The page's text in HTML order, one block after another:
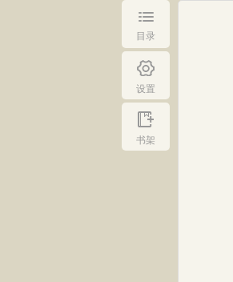
目录
设置
书架